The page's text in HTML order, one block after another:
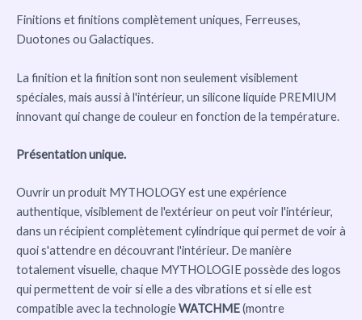
Finitions et finitions complètement uniques, Ferreuses,
Duotones ou Galactiques.
La finition et la finition sont non seulement visiblement
spéciales, mais aussi à l'intérieur, un silicone liquide PREMIUM
innovant qui change de couleur en fonction de la température.
Présentation unique.
Ouvrir un produit MYTHOLOGY est une expérience
authentique, visiblement de l'extérieur on peut voir l'intérieur,
dans un récipient complètement cylindrique qui permet de voir à
quoi s'attendre en découvrant l'intérieur. De manière
totalement visuelle, chaque MYTHOLOGIE possède des logos
qui permettent de voir si elle a des vibrations et si elle est
compatible avec la technologieWATCHME(montre